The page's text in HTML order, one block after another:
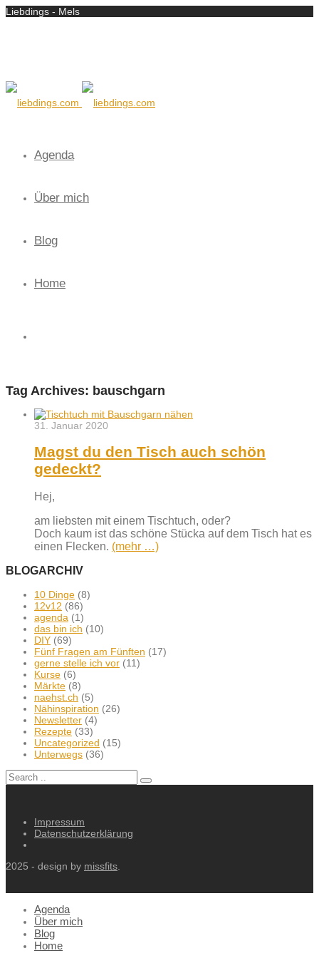
Liebdings - Mels
Agenda
Über mich
Blog
Home
Tag Archives: bauschgarn
31. Januar 2020
Magst du den Tisch auch schön
gedeckt?
Hej,
am liebsten mit einem Tischtuch, oder?
Doch kaum ist das schöne Stücka auf dem Tisch hat es
einen Flecken. (mehr …)
BLOGARCHIV
10 Dinge (8)
12v12 (86)
agenda (1)
das bin ich (10)
DIY (69)
Fünf Fragen am Fünften (17)
gerne stelle ich vor (11)
Kurse (6)
Märkte (8)
naehst.ch (5)
Nähinspiration (26)
Newsletter (4)
Rezepte (33)
Uncategorized (15)
Unterwegs (36)
Impressum
Datenschutzerklärung
2025 - design by missfits
Agenda
Über mich
Blog
Home